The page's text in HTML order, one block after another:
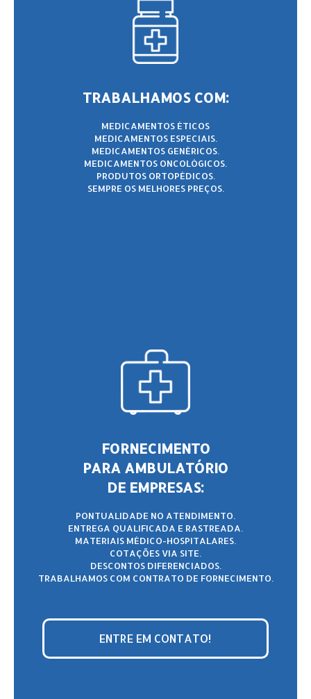
TRABALHAMOS COM:
MEDICAMENTOS ÉTICOS
MEDICAMENTOS ESPECIAIS.
MEDICAMENTOS GENÉRICOS.
MEDICAMENTOS ONCOLÓGICOS.
PRODUTOS ORTOPÉDICOS.
SEMPRE OS MELHORES PREÇOS.
FORNECIMENTO
PARA AMBULATÓRIO
DE EMPRESAS:
PONTUALIDADE NO ATENDIMENTO.
ENTREGA QUALIFICADA E RASTREADA.
MATERIAIS MÉDICO-HOSPITALARES.
COTAÇÕES VIA SITE.
DESCONTOS DIFERENCIADOS.
TRABALHAMOS COM CONTRATO DE FORNECIMENTO.
ENTRE EM CONTATO!